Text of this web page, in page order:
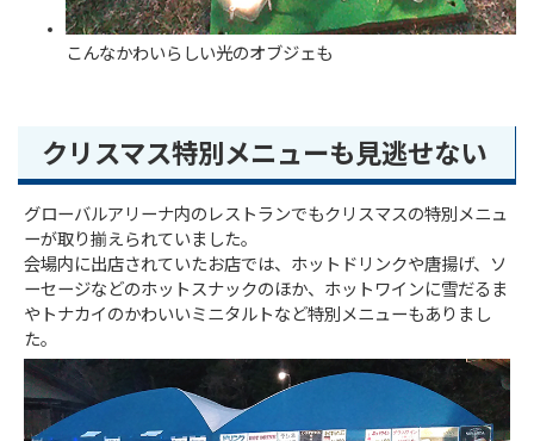
こんなかわいらしい光のオブジェも
クリスマス特別メニューも見逃せない
グローバルアリーナ内のレストランでもクリスマスの特別メニュ
ーが取り揃えられていました。
会場内に出店されていたお店では、ホットドリンクや唐揚げ、ソ
ーセージなどのホットスナックのほか、ホットワインに雪だるま
やトナカイのかわいいミニタルトなど特別メニューもありまし
た。